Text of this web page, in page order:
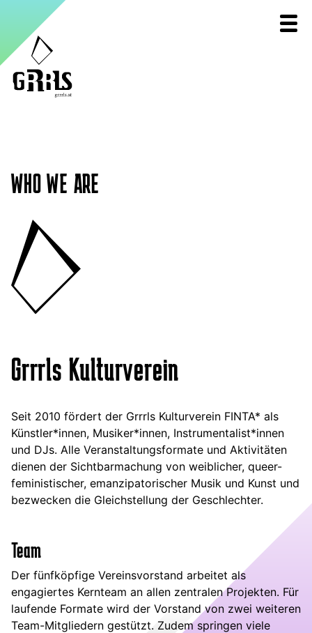
WHO WE ARE
Grrrls Kulturverein
Seit 2010 fördert der Grrrls Kulturverein FINTA* als
Künstler*innen, Musiker*innen, Instrumentalist*innen
und DJs. Alle Veranstaltungsformate und Aktivitäten
dienen der Sichtbarmachung von weiblicher, queer-
feministischer, emanzipatorischer Musik und Kunst und
bezwecken die Gleichstellung der Geschlechter.
Team
Der fünfköpfige Vereinsvorstand arbeitet als
engagiertes Kernteam an allen zentralen Projekten. Für
laufende Formate wird der Vorstand von zwei weiteren
Team-Mitgliedern gestützt. Zudem springen viele